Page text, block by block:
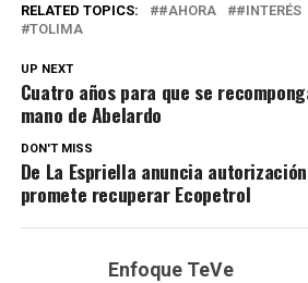
RELATED TOPICS: #AHORA #INTERÉS
TOLIMA
UP NEXT
Cuatro años para que se
mano de Abelardo
DON'T MISS
De La Espriella anuncia
promete recuperar Ecopetrol
Enfoque TeVe